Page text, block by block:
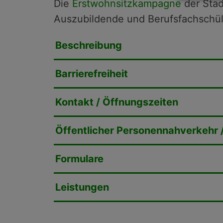
Die Erstwohnsitzkampagneder
Auszubildende und
Beschreibung
Barrierefreiheit
Kontakt / Öffnungszeiten
Öffentlicher Personennahverkehr
Formulare
Leistungen